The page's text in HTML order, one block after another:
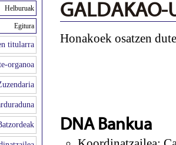
Helburuak
Egitura
titularra
organoa
GALDAKAO-
Honakoek osatzen
DNA Bankua